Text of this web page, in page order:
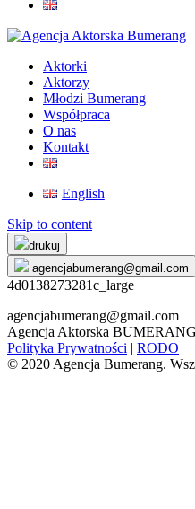
Aktorki
Aktorzy
Młodzi Bumerang
Współpraca
O nas
Kontakt
English
Skip to content
drukuj
agencjabumerang@gmail.com
4d0138273281c_large
agencjabumerang@gmail.com
Agencja Aktorska
Polityka Prywatności | RODO
© 2020 Agencja Bumerang.